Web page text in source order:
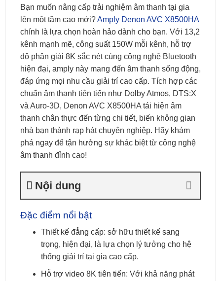
Bạn muốn nâng cấp trải nghiệm âm thanh tại gia
lên một tầm cao mới?Amply Denon AVC X8500HA
chính là lựa chọn hoàn hảo dành cho bạn. Với 13,2
kênh mạnh mẽ, công suất 150W mỗi kênh, hỗ trợ
độ phân giải 8K sắc nét cùng công nghệ Bluetooth
hiện đại, amply này mang đến âm thanh sống động,
đáp ứng mọi nhu cầu giải trí cao cấp. Tích hợp các
chuẩn âm thanh tiên tiến như Dolby Atmos, DTS:X
và Auro-3D, Denon AVC X8500HA tái hiện âm
thanh chân thực đến từng chi tiết, biến không gian
nhà bạn thành rạp hát chuyên nghiệp. Hãy khám
phá ngay để tận hưởng sự khác biệt từ công nghệ
âm thanh đỉnh cao!
Nội dung
Đặc điểm nổi bật
Thiết kế đẳng cấp: sở hữu thiết kế sang
trọng, hiện đại, là lựa chọn lý tưởng cho hệ
thống giải trí tại gia cao cấp.
Hỗ trợ video 8K tiên tiến: Với khả năng phát